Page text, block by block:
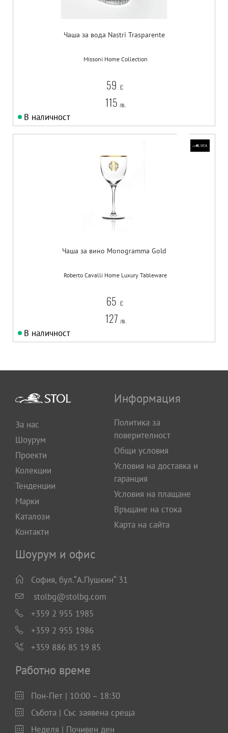
Чаша за вода Nastri Trasparente
Missoni Home Collection
59 €
115 лв.
В наличност
Чаша за вино Monogramma Gold
Roberto Cavalli Home Luxury Tableware
65 €
127 лв.
В наличност
За нас
Шоурум
Проекти
Колекции
Тенденции
Марки
Каталози
Контакти
Информация
Политика за
поверителност
Общи условия
Условия на доставка и
гаранция
Условия на плащане
Връщане на стока
Карта на сайта
Шоурум и офис
София, бул.“А.Пушкин“ 31
stolbg@stolbg.com
+359 2 955 1985
+359 2 955 1986
+359 886 85 19 85
Работно време
Пон-Пет | 10:00 – 18:30
Събота | Със заявена среща
Неделя | Почивен ден